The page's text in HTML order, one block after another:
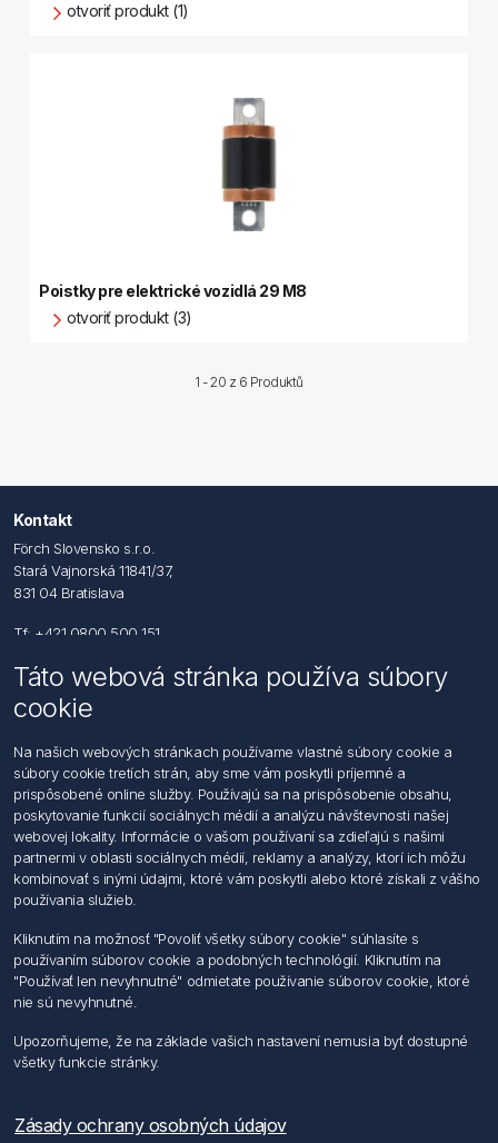
otvoriť produkt (1)
Poistky pre elektrické vozidlá 29 M8
otvoriť produkt (3)
1 - 20 z 6 Produktů
Kontakt
Förch Slovensko s.r.o.
Stará Vajnorská 11841/37,
831 04 Bratislava
Tf: +421 0800 500 151
Email: office@foerch.sk
Kontaktujte nás
Informácie
Imprint
Vyhlásenie k ochrane údajov
Všeobecné dodacie a obchodné podmienky
Obchodný zástupca
Môj účet
Môj účet
Objednávky
Adresy
Táto webová stránka používa súbory
cookie
Na našich webových stránkach používame vlastné súbory cookie a
súbory cookie tretích strán, aby sme vám poskytli príjemné a
prispôsobené online služby. Používajú sa na prispôsobenie obsahu,
poskytovanie funkcií sociálnych médií a analýzu návštevnosti našej
webovej lokality. Informácie o vašom používaní sa zdieľajú s našimi
partnermi v oblasti sociálnych médií, reklamy a analýzy, ktorí ich môžu
kombinovať s inými údajmi, ktoré vám poskytli alebo ktoré získali z vášho
používania služieb.
Kliknutím na možnosť "Povoliť všetky súbory cookie" súhlasíte s
používaním súborov cookie a podobných technológií. Kliknutím na
"Používať len nevyhnutné" odmietate používanie súborov cookie, ktoré
nie sú nevyhnutné.
Upozorňujeme, že na základe vašich nastavení nemusia byť dostupné
všetky funkcie stránky.
Zásady ochrany osobných údajov